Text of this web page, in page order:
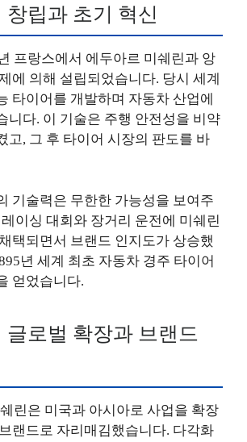
창립과 초기 혁신
프랑스에서 에두아르 미쉐린과 앙
에 의해 설립되었습니다. 당시 세계
타이어를 개발하며 자동차 산업에
니다. 이 기술은 주행 안전성을 비약
고, 그 후 타이어 시장의 판도를 바
기술력은 무한한 가능성을 보여주
이싱 대회와 장거리 운전에 미쉐린
택되면서 브랜드 인지도가 상승했
년 세계 최초 자동차 경주 타이어
얻었습니다.
글로벌 확장과 브랜드
린은 미국과 아시아로 사업을 확장
랜드로 자리매김했습니다. 다각화